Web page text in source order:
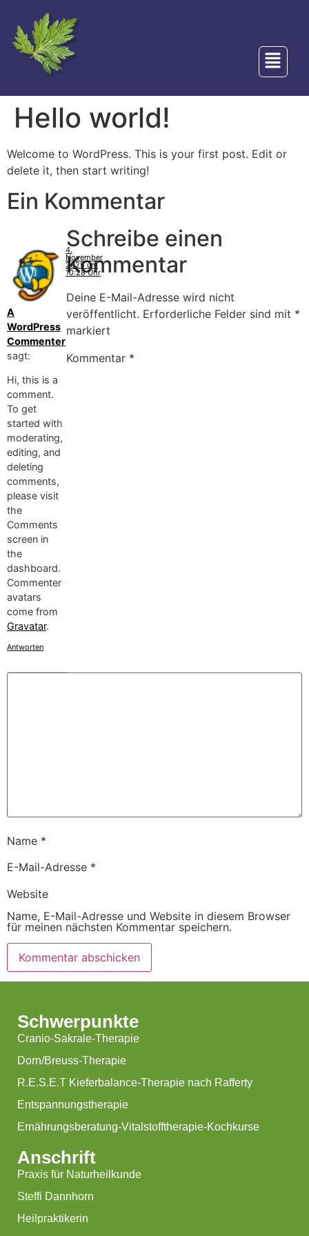
Hello world!
Welcome to WordPress. This is your first post. Edit or
delete it, then start writing!
Ein Kommentar
A
WordPress
Commenter
sagt:
4.
November
2025 um
10:28 Uhr
Hi, this is a
comment.
To get
started with
moderating,
editing, and
deleting
comments,
please visit
the
Comments
screen in
the
dashboard.
Commenter
avatars
come from
Gravatar.
Antworten
Schreibe einen
Kommentar
Deine E-Mail-Adresse wird nicht
veröffentlicht. Erforderliche Felder sind mit *
markiert
Kommentar *
Name *
E-Mail-Adresse *
Website
Name, E-Mail-Adresse und Website in diesem Browser
für meinen nächsten Kommentar speichern.
Schwerpunkte
Cranio-Sakrale-Therapie
Dorn/Breuss-Therapie
R.E.S.E.T Kieferbalance-Therapie nach Rafferty
Entspannungstherapie
Ernährungsberatung-Vitalstofftherapie-Kochkurse
Anschrift
Praxis für Naturheilkunde
Steffi Dannhorn
Heilpraktikerin